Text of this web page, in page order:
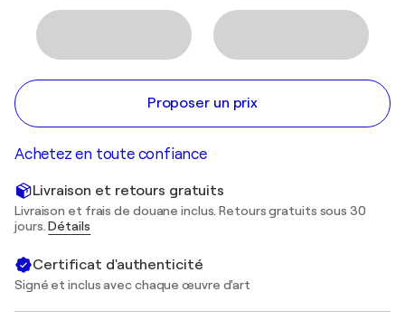
Proposer un prix
Achetez en toute confiance
Livraison et retours gratuits
Livraison et frais de douane inclus. Retours gratuits sous 30
jours.Détails
Certificat d'authenticité
Signé et inclus avec chaque œuvre d'art